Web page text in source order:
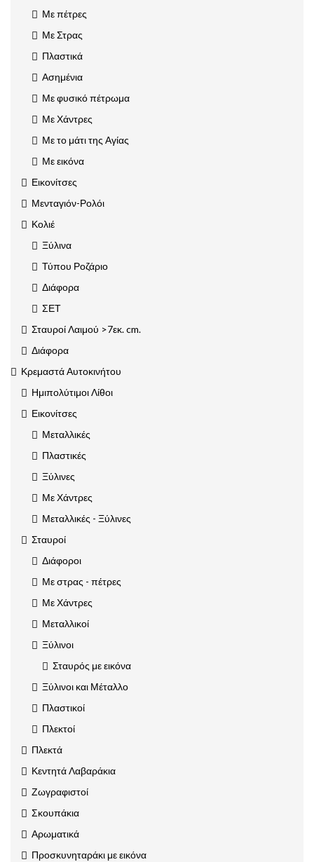
Με πέτρες
Με Στρας
Πλαστικά
Ασημένια
Με φυσικό πέτρωμα
Με Χάντρες
Με το μάτι της Αγίας
Με εικόνα
Εικονίτσες
Μενταγιόν-Ρολόι
Κολιέ
Ξύλινα
Τύπου Ροζάριο
Διάφορα
ΣΕΤ
Σταυροί Λαιμού >7εκ. cm.
Διάφορα
Κρεμαστά Αυτοκινήτου
Ημιπολύτιμοι Λίθοι
Εικονίτσες
Μεταλλικές
Πλαστικές
Ξύλινες
Με Χάντρες
Μεταλλικές - Ξύλινες
Σταυροί
Διάφοροι
Με στρας - πέτρες
Με Χάντρες
Μεταλλικοί
Ξύλινοι
Σταυρός με εικόνα
Ξύλινοι και Μέταλλο
Πλαστικοί
Πλεκτοί
Πλεκτά
Κεντητά Λαβαράκια
Ζωγραφιστοί
Σκουπάκια
Αρωματικά
Προσκυνηταράκι με εικόνα